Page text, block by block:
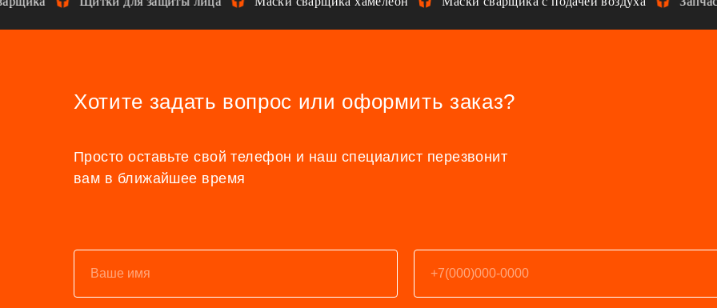
Хотите задать вопрос или оформить заказ?
Просто оставьте свой телефон и наш специалист перезвонит
вам в ближайшее время